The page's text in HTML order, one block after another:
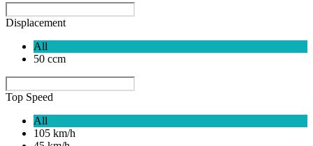
Displacement
All
50 ccm
Top Speed
All
105 km/h